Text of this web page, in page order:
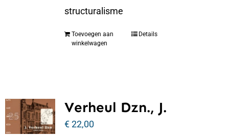
structuralisme
Toevoegen aan
winkelwagen
Details
Verheul Dzn., J.
€22,00